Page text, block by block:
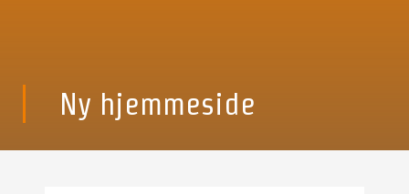
Ny hjemmeside